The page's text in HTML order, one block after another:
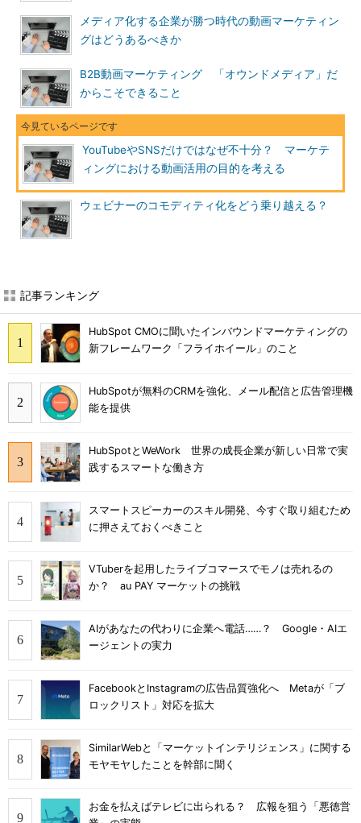
メディア化する企業が勝つ時代の動画マーケティン
グはどうあるべきか
B2B動画マーケティング 「オウンドメディア」だ
からこそできること
YouTubeやSNSだけではなぜ不十分？ マーケテ
ィングにおける動画活用の目的を考える
ウェビナーのコモディティ化をどう乗り越える？
記事ランキング
HubSpot CMOに聞いたインバウンドマーケティングの
新フレームワーク「フライホイール」のこと
HubSpotが無料のCRMを強化、メール配信と広告管理機
能を提供
HubSpotとWeWork 世界の成長企業が新しい日常で実
践するスマートな働き方
スマートスピーカーのスキル開発、今すぐ取り組むため
に押さえておくべきこと
VTuberを起用したライブコマースでモノは売れるの
か？ au PAY マーケットの挑戦
AIがあなたの代わりに企業へ電話……？ Google・AIエ
ージェントの実力
FacebookとInstagramの広告品質強化へ Metaが「ブ
ロックリスト」対応を拡大
SimilarWebと「マーケットインテリジェンス」に関する
モヤモヤしたことを幹部に聞く
お金を払えばテレビに出られる？ 広報を狙う「悪徳営